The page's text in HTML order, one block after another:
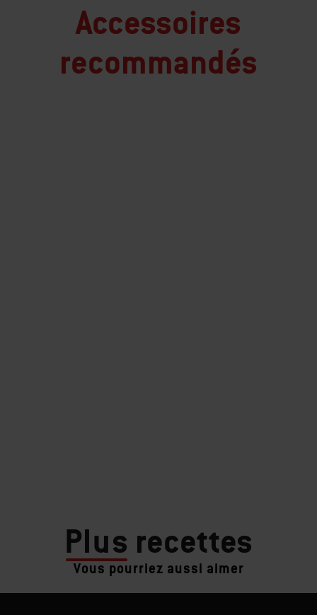
Accessoires
recommandés
Plus recettes
Vous pourriez aussi aimer